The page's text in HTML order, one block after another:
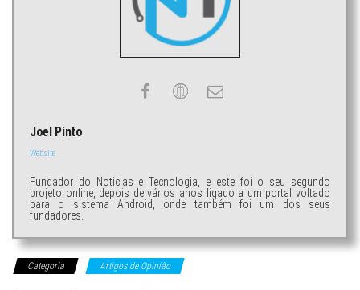
Joel Pinto
Website
Fundador do Noticias e Tecnologia, e este foi o seu segundo
projeto online, depois de vários anos ligado a um portal voltado
para o sistema Android, onde também foi um dos seus
fundadores.
Categoria Artigos de Opinião